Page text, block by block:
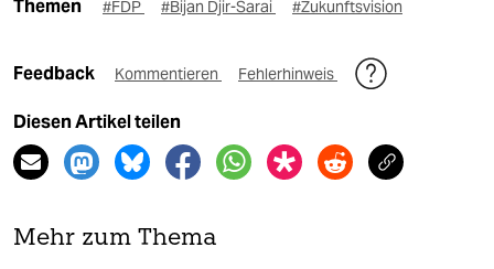
Themen #FDP #Bijan Djir-Sarai #Zukunftsvision
Feedback Kommentieren Fehlerhinweis
Diesen Artikel teilen
Mehr zum Thema